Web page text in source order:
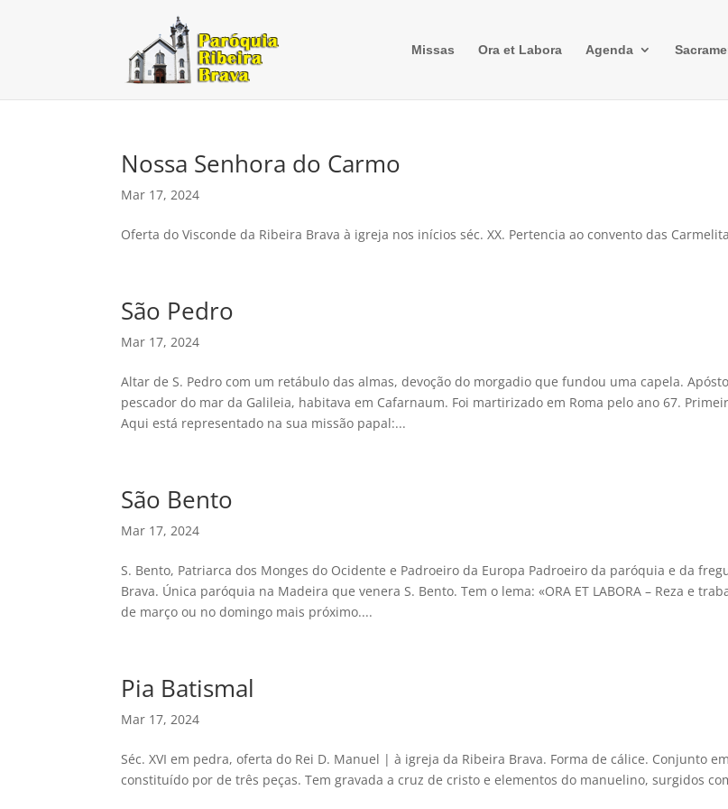
Missas Ora et Labora Agenda
Nossa Senhora do Carmo
Mar 17, 2024
Oferta do Visconde da Ribeira Brava à igreja nos inícios séc. XX. Pertencia ao convento das
São Pedro
Mar 17, 2024
Altar de S. Pedro com um retábulo das almas, devoção do morgadio que fundou uma capela.
pescador do mar da Galileia, habitava em Cafarnaum. Foi martirizado em Roma pelo ano 67.
Aqui está representado na sua missão papal:...
São Bento
Mar 17, 2024
S. Bento, Patriarca dos Monges do Ocidente e Padroeiro da Europa Padroeiro da paróquia e da
Brava. Única paróquia na Madeira que venera S. Bento. Tem o lema: «ORA ET LABORA – Reza e
de março ou no domingo mais próximo....
Pia Batismal
Mar 17, 2024
Séc. XVI em pedra, oferta do Rei D. Manuel | à igreja da Ribeira Brava. Forma de cálice. Conjunto
constituído por de três peças. Tem gravada a cruz de cristo e elementos do manuelino, surgidos